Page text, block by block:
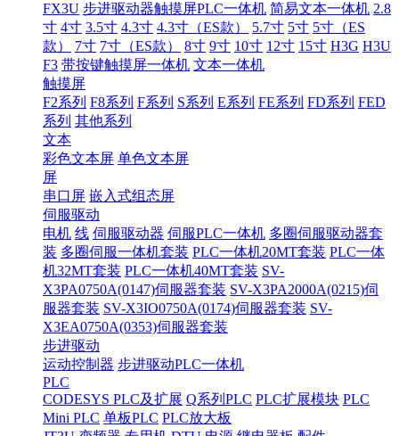
FX3U 步进驱动器触摸屏PLC一体机 简易文本一体机 2.8
寸 4寸 3.5寸 4.3寸 4.3寸（ES款） 5.7寸 5寸 5寸（ES
款）
7寸 7寸（ES款） 8寸 9寸 10寸 12寸 15寸 H3G H3U
F3 带按键触摸屏一体机 文本一体机
触摸屏
F2系列 F8系列 F系列 S系列 E系列 FE系列 FD系列 FED
系列 其他系列
文本
彩色文本屏 单色文本屏
屏
串口屏 嵌入式组态屏
伺服驱动
电机 线 伺服驱动器 伺服PLC一体机 多圈伺服驱动器套
装 多圈伺服一体机套装 PLC一体机20MT套装 PLC一体
机32MT套装 PLC一体机40MT套装 SV-
X3PA0750A(0147)伺服器套装 SV-X3PA2000A(0215)伺
服器套装 SV-X3IO0750A(0174)伺服器套装 SV-
X3EA0750A(0353)伺服器套装
步进驱动
运动控制器 步进驱动PLC一体机
PLC
CODESYS PLC及扩展 Q系列PLC PLC扩展模块 PLC
Mini PLC 单板PLC PLC放大板